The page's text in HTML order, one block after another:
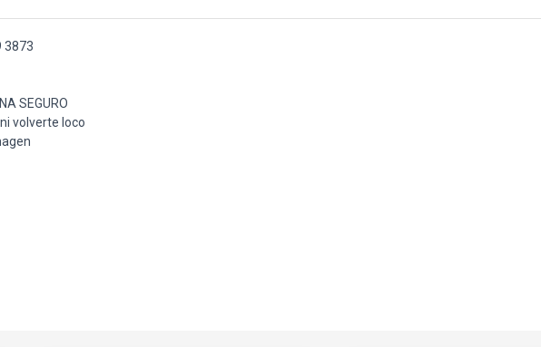
3873
SEGURO
volverte loco